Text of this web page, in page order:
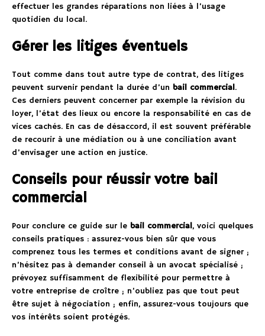
effectuer les grandes réparations non liées à l’usage
quotidien du local.
Gérer les litiges éventuels
Tout comme dans tout autre type de contrat, des litiges
peuvent survenir pendant la durée d’un bail commercial.
Ces derniers peuvent concerner par exemple la révision du
loyer, l’état des lieux ou encore la responsabilité en cas de
vices cachés. En cas de désaccord, il est souvent préférable
de recourir à une médiation ou à une conciliation avant
d’envisager une action en justice.
Conseils pour réussir votre bail
commercial
Pour conclure ce guide sur le bail commercial, voici quelques
conseils pratiques : assurez-vous bien sûr que vous
comprenez tous les termes et conditions avant de signer ;
n’hésitez pas à demander conseil à un avocat spécialisé ;
prévoyez suffisamment de flexibilité pour permettre à
votre entreprise de croître ; n’oubliez pas que tout peut
être sujet à négociation ; enfin, assurez-vous toujours que
vos intérêts soient protégés.